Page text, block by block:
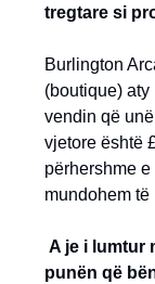
tregtare si
Burlington
(boutique)
vendin që
vjetore është
përhershme
mundohem
A je i lumtur
punën që